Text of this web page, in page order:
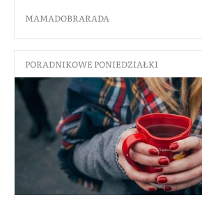
MAMADOBRARADA
PORADNIKOWE PONIEDZIAŁKI